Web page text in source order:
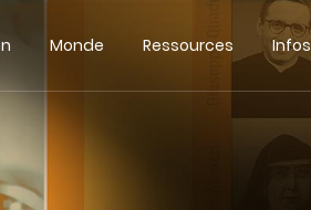
Monde Ressources Infos